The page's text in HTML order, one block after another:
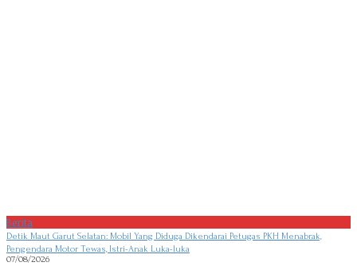
Berita
Detik Maut Garut Selatan: Mobil Yang Diduga Dikendarai Petugas PKH Menabrak,
Pengendara Motor Tewas, Istri-Anak Luka-luka
07/08/2026